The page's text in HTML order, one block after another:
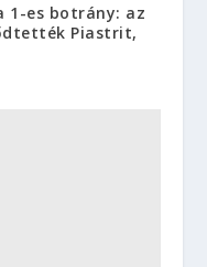
1-es botrány: az
Piastrit,